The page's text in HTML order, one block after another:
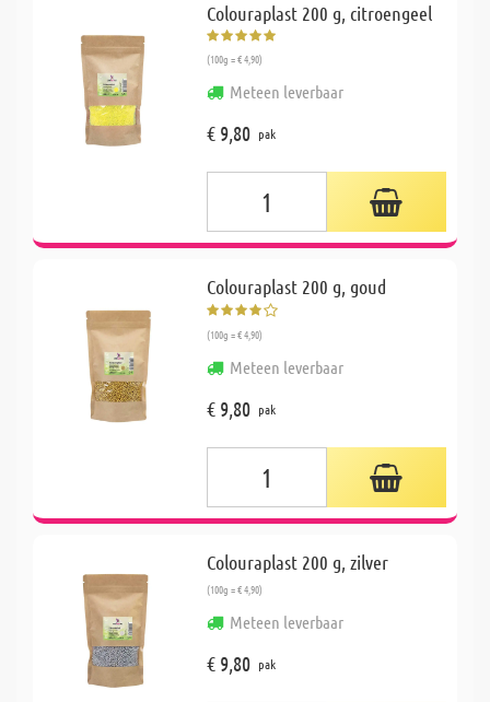
Colouraplast 200 g, citroengeel
(100g = € 4,90)
Meteen leverbaar
€ 9,80 pak
Colouraplast 200 g, goud
(100g = € 4,90)
Meteen leverbaar
€ 9,80 pak
Colouraplast 200 g, zilver
(100g = € 4,90)
Meteen leverbaar
€ 9,80 pak